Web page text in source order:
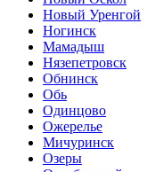
Новый Уренгой
Ногинск
Мамадыш
Нязепетровск
Обнинск
Обь
Одинцово
Ожерелье
Мичуринск
Озеры